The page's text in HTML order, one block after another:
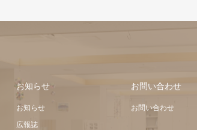
お知らせ
お知らせ
広報誌
お問い合わせ
お問い合わせ